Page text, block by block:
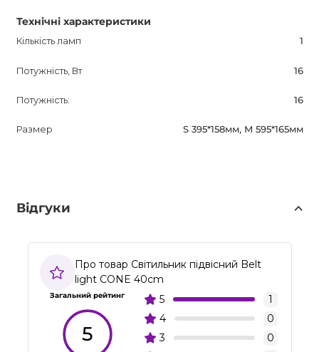
Технічні характеристики
Кількість ламп 1
Потужність, Вт 16
Потужність: 16
Размер S 395*158мм, M 595*165мм
Відгуки
Про товар Світильник підвісний Belt
light CONE 40cm
Загальний рейтинг
5
5
1
4
0
3
0